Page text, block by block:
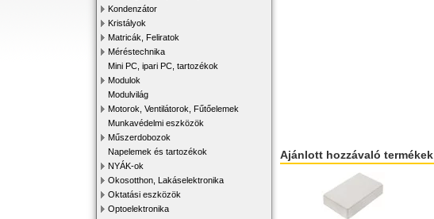
Kondenzátor
Kristályok
Matricák, Feliratok
Méréstechnika
Mini PC, ipari PC, tartozékok
Modulok
Modulvilág
Motorok, Ventilátorok, Fűtőelemek
Munkavédelmi eszközök
Műszerdobozok
Napelemek és tartozékok
NYÁK-ok
Okosotthon, Lakáselektronika
Oktatási eszközök
Optoelektronika
Ajánlott hozzávaló termékek